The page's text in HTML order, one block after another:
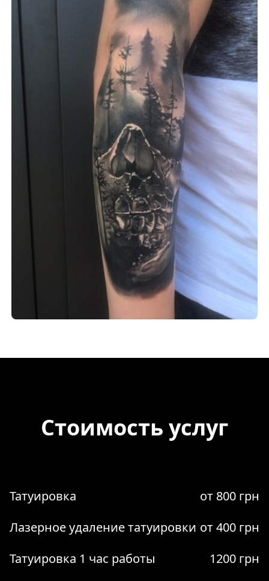
Стоимость услуг
Татуировка
от 800 грн
Лазерное удаление татуировки от 400 грн
Татуировка 1 час работы
1200 грн